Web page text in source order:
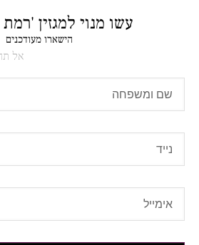
עשו מנוי למגזין
הישארו מעודכנים
אל